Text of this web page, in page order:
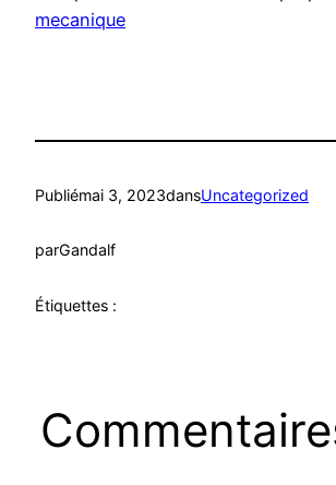
mecanique
Publiémai 3, 2023dansUncategorized
parGandalf
Étiquettes :